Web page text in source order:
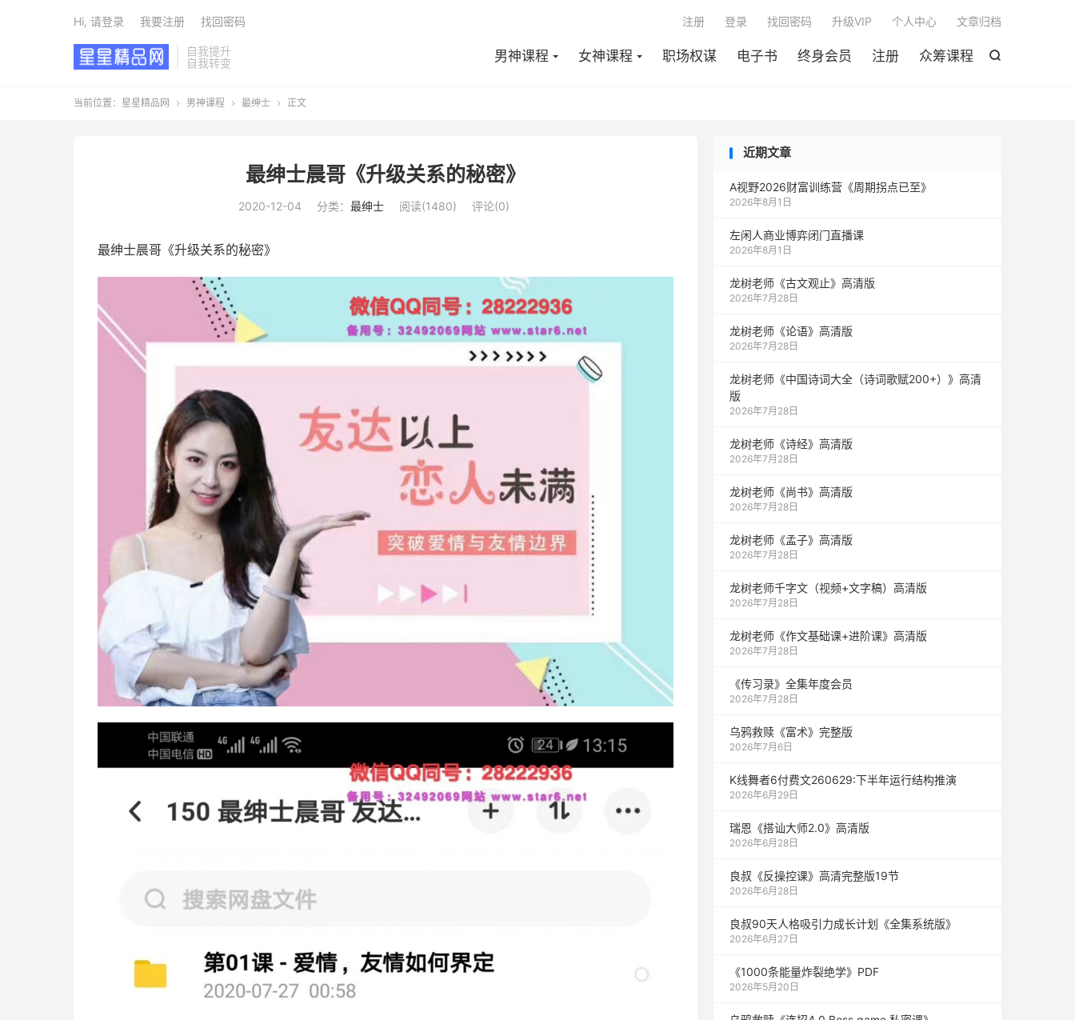
自我提升
自我转变

男神课程 女神课程 职场权谋 电子书 终身会员 注册 众筹课程
注册 登录 找回密码 升级VIP 个人中心 文章归档
Hi, 请登录 我要注册 找回密码
当前位置： 星星精品网  男神课程  最绅士  正文
最绅士晨哥《升级关系的秘密》
2020-12-04 分类： 最绅士 阅读(1480) 评论(0)
最绅士晨哥《升级关系的秘密》
近期文章
A视野2026财富训练营《周期拐点已至》
2026年8月1日
左闲人商业博弈闭门直播课
2026年8月1日
龙树老师《古文观止》高清版
2026年7月28日
龙树老师《论语》高清版
2026年7月28日
龙树老师《中国诗词大全（诗词歌赋200+）》高清
版
2026年7月28日
龙树老师《诗经》高清版
2026年7月28日
龙树老师《尚书》高清版
2026年7月28日
龙树老师《孟子》高清版
2026年7月28日
龙树老师千字文（视频+文字稿）高清版
2026年7月28日
龙树老师《作文基础课+进阶课》高清版
2026年7月28日
《传习录》全集年度会员
2026年7月28日
乌鸦救赎《富术》完整版
2026年7月6日
K线舞者6付费文260629:下半年运行结构推演
2026年6月29日
瑞恩《搭讪大师2.0》高清版
2026年6月28日
良叔《反操控课》高清完整版19节
2026年6月28日
良叔90天人格吸引力成长计划《全集系统版》
2026年6月27日
《1000‮能条‬‎量‮裂炸‬‎绝学》PDF
2026年5月20日